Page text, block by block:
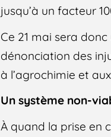
jusqu’à un facteur
Ce 21 mai sera
dénonciation des
à l’agrochimie et
Un système non-
À quand la prise en